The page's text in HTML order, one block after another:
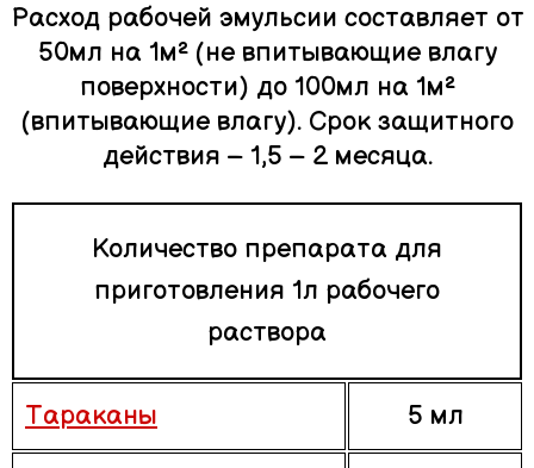
Расход рабочей эмульсии составляет от
50мл на 1м² (не впитывающие влагу
поверхности) до 100мл на 1м²
(впитывающие влагу). Срок защитного
действия – 1,5 – 2 месяца.
Количество препарата для
приготовления 1л рабочего
раствора
Тараканы 5 мл